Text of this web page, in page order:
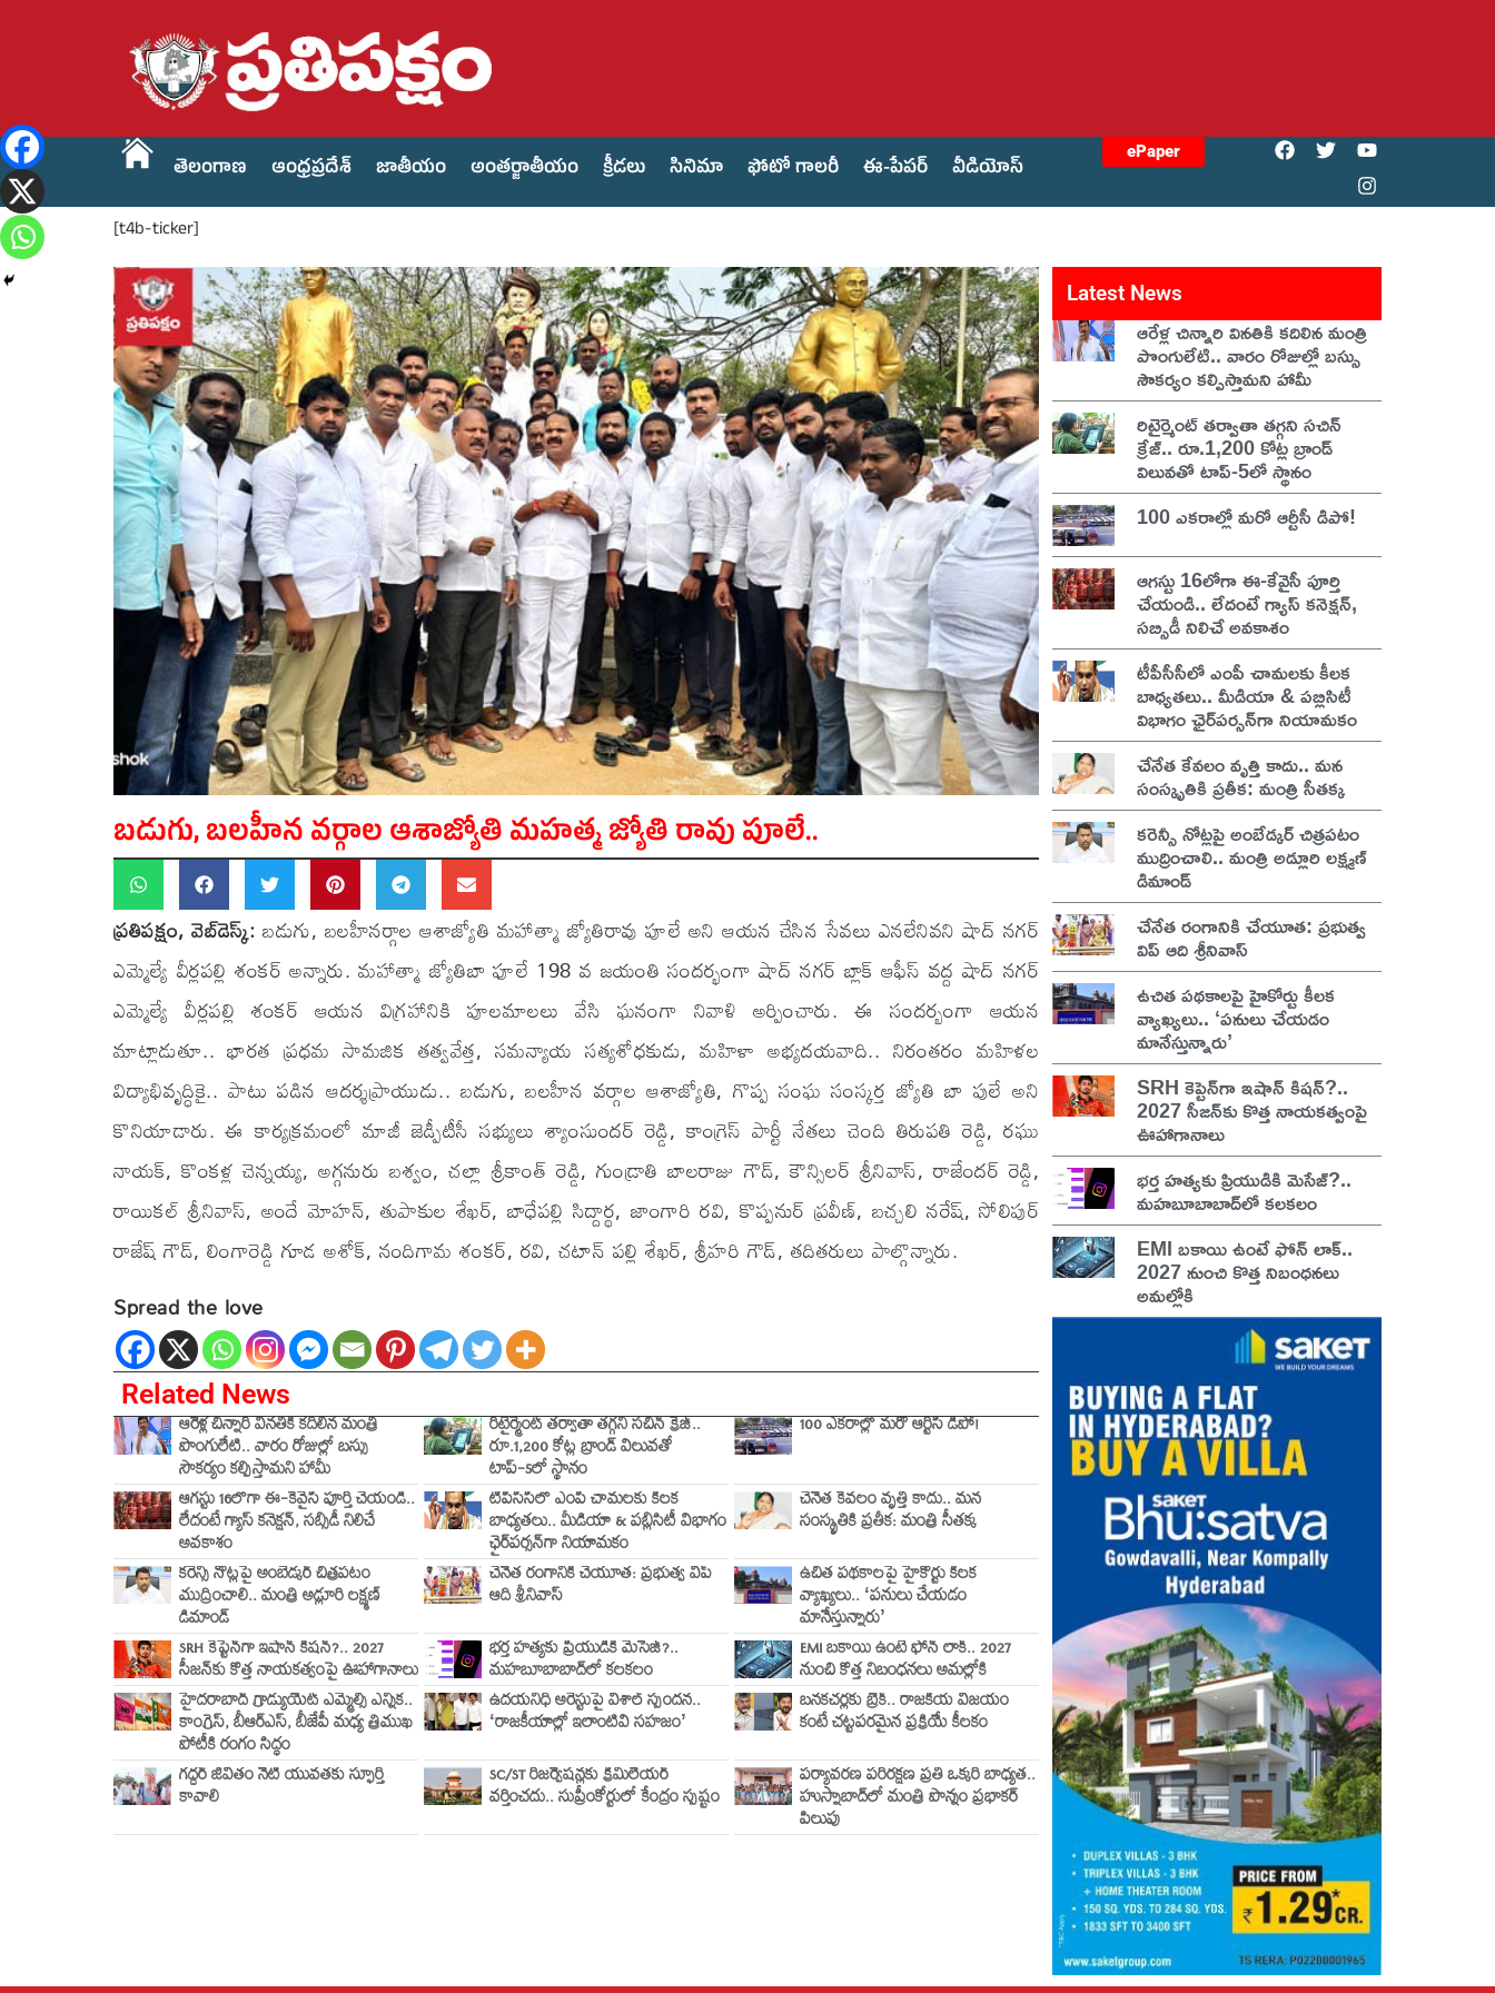
తెలంగాణ ఆంధ్రప్రదేశ్ జాతీయం అంతర్జాతీయం క్రీడలు సినిమా ఫోటో గాలరీ ఈ-పేపర్ వీడియోస్
ePaper
[t4b-ticker]
బడుగు, బలహీన వర్గాల ఆశాజ్యోతి మహత్మ జ్యోతి రావు పూలే..
ప్రతిపక్షం, వెబ్‌డెస్క్:బడుగు, బలహీనర్గాల ఆశాజ్యోతి మహాత్మా జ్యోతిరావు పూలే అని ఆయన చేసిన సేవలు ఎనలేనివని షాద్ నగర్
ఎమ్మెల్యే వీర్లపల్లి శంకర్ అన్నారు. మహాత్మా జ్యోతిబా ఫూలే 198 వ జయంతి సందర్భంగా షాద్ నగర్ బ్లాక్ ఆఫీస్ వద్ద షాద్ నగర్
ఎమ్మెల్యే వీర్లపల్లి శంకర్ ఆయన విగ్రహానికి పూలమాలలు వేసి ఘనంగా నివాళి అర్పించారు. ఈ సందర్బంగా ఆయన
మాట్లాడుతూ.. భారత ప్రధమ సామజిక తత్వవేత్త, సమన్యాయ సత్యశోధకుడు, మహిళా అభ్యదయవాది.. నిరంతరం మహిళల
విద్యాభివృద్ధికై.. పాటు పడిన ఆదర్శప్రాయుడు.. బడుగు, బలహీన వర్గాల ఆశాజ్యోతి, గొప్ప సంఘ సంస్కర్త జ్యోతి బా పులే అని
కొనియాడారు. ఈ కార్యక్రమంలో మాజీ జెడ్పీటీసీ సభ్యులు శ్యాంసుందర్ రెడ్డి, కాంగ్రెస్ పార్టీ నేతలు చెంది తిరుపతి రెడ్డి, రఘు
నాయక్, కొంకళ్ల చెన్నయ్య, అగ్గనురు బశ్వం, చల్లా శ్రీకాంత్ రెడ్డి, గుండ్రాతి బాలరాజు గౌడ్, కౌన్సిలర్ శ్రీనివాస్, రాజేందర్ రెడ్డి,
రాయికల్ శ్రీనివాస్, అందే మోహన్, తుపాకుల శేఖర్, బాధేపల్లి సిద్దార్థ, జాంగారి రవి, కొప్పనుర్ ప్రవీణ్, బచ్చలి నరేష్, సోలిపుర్
రాజేష్ గౌడ్, లింగారెడ్డి గూడ అశోక్, నందిగామ శంకర్, రవి, చటాన్ పల్లి శేఖర్, శ్రీహరి గౌడ్, తదితరులు పాల్గొన్నారు.
Spread the love
Related News
ఆరేళ్ల చిన్నారి వినతికి కదిలిన మంత్రి
పొంగులేటి.. వారం రోజుల్లో బస్సు
సౌకర్యం కల్పిస్తామని హామీ
రిటైర్మెంట్ తర్వాతా తగ్గని సచిన్ క్రేజ్..
రూ.1,200 కోట్ల బ్రాండ్ విలువతో
టాప్-5లో స్థానం
100 ఎకరాల్లో మరో ఆర్టీసీ డిపో!
ఆగస్టు 16లోగా ఈ-కేవైసీ పూర్తి చేయండి..
లేదంటే గ్యాస్ కనెక్షన్, సబ్సిడీ నిలిచే
అవకాశం
టీపీసీసీలో ఎంపీ చామలకు కీలక
బాధ్యతలు.. మీడియా & పబ్లిసిటీ విభాగం
ఛైర్‌పర్సన్‌గా నియామకం
చేనేత కేవలం వృత్తి కాదు.. మన
సంస్కృతికి ప్రతీక: మంత్రి సీతక్క
కరెన్సీ నోట్లపై అంబేడ్కర్ చిత్రపటం
ముద్రించాలి.. మంత్రి అడ్లూరి లక్ష్మణ్
డిమాండ్
చేనేత రంగానికి చేయూత: ప్రభుత్వ విప్
ఆది శ్రీనివాస్
ఉచిత పథకాలపై హైకోర్టు కీలక
వ్యాఖ్యలు.. ‘పనులు చేయడం
మానేస్తున్నారు’
SRH కెప్టెన్‌గా ఇషాన్ కిషన్?.. 2027
సీజన్‌కు కొత్త నాయకత్వంపై ఊహాగానాలు
భర్త హత్యకు ప్రియుడికి మెసేజ్?..
మహబూబాబాద్‌లో కలకలం
EMI బకాయి ఉంటే ఫోన్ లాక్.. 2027
నుంచి కొత్త నిబంధనలు అమల్లోకి
హైదరాబాద్ గ్రాడ్యుయేట్ ఎమ్మెల్సీ ఎన్నిక..
కాంగ్రెస్, బీఆర్ఎస్, బీజేపీ మధ్య త్రిముఖ
పోటీకి రంగం సిద్ధం
ఉదయనిధి అరెస్టుపై విశాల్ స్పందన..
‘రాజకీయాల్లో ఇలాంటివి సహజం’
బనకచర్లకు బ్రేక్.. రాజకీయ విజయం
కంటే చట్టపరమైన ప్రక్రియే కీలకం
గద్దర్ జీవితం నేటి యువతకు స్ఫూర్తి
కావాలి
SC/ST రిజర్వేషన్లకు క్రీమిలేయర్
వర్తించదు.. సుప్రీంకోర్టులో కేంద్రం స్పష్టం
పర్యావరణ పరిరక్షణ ప్రతి ఒక్కరి బాధ్యత..
హుస్నాబాద్‌లో మంత్రి పొన్నం ప్రభాకర్
పిలుపు
Latest News
ఆరేళ్ల చిన్నారి వినతికి కదిలిన మంత్రి
పొంగులేటి.. వారం రోజుల్లో బస్సు
సౌకర్యం కల్పిస్తామని హామీ
రిటైర్మెంట్ తర్వాతా తగ్గని సచిన్
క్రేజ్.. రూ.1,200 కోట్ల బ్రాండ్
విలువతో టాప్-5లో స్థానం
100 ఎకరాల్లో మరో ఆర్టీసీ డిపో!
ఆగస్టు 16లోగా ఈ-కేవైసీ పూర్తి
చేయండి.. లేదంటే గ్యాస్ కనెక్షన్,
సబ్సిడీ నిలిచే అవకాశం
టీపీసీసీలో ఎంపీ చామలకు కీలక
బాధ్యతలు.. మీడియా & పబ్లిసిటీ
విభాగం ఛైర్‌పర్సన్‌గా నియామకం
చేనేత కేవలం వృత్తి కాదు.. మన
సంస్కృతికి ప్రతీక: మంత్రి సీతక్క
కరెన్సీ నోట్లపై అంబేడ్కర్ చిత్రపటం
ముద్రించాలి.. మంత్రి అడ్లూరి లక్ష్మణ్
డిమాండ్
చేనేత రంగానికి చేయూత: ప్రభుత్వ
విప్ ఆది శ్రీనివాస్
ఉచిత పథకాలపై హైకోర్టు కీలక
వ్యాఖ్యలు.. ‘పనులు చేయడం
మానేస్తున్నారు’
SRH కెప్టెన్‌గా ఇషాన్ కిషన్?..
2027 సీజన్‌కు కొత్త నాయకత్వంపై
ఊహాగానాలు
భర్త హత్యకు ప్రియుడికి మెసేజ్?..
మహబూబాబాద్‌లో కలకలం
EMI బకాయి ఉంటే ఫోన్ లాక్..
2027 నుంచి కొత్త నిబంధనలు
అమల్లోకి